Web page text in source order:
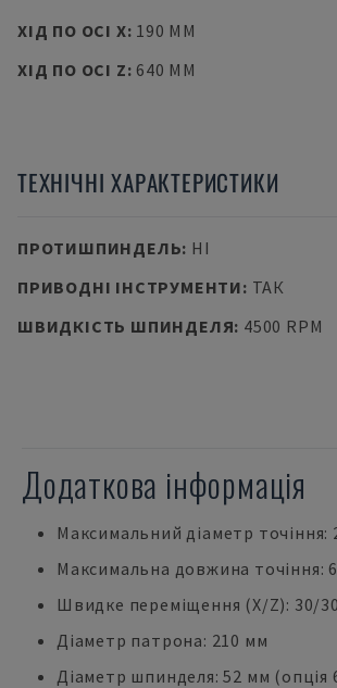
ХІД ПО ОСІ X: 190 MM
ХІД ПО ОСІ Z: 640 MM
ТЕХНІЧНІ ХАРАКТЕРИСТИКИ
ПРОТИШПИНДЕЛЬ: НІ
ПРИВОДНІ ІНСТРУМЕНТИ: ТАК
ШВИДКІСТЬ ШПИНДЕЛЯ: 4500 RPM
Додаткова інформація
Максимальний діаметр точіння:
Максимальна довжина точіння:
Швидке переміщення (X/Z): 30/
Діаметр патрона: 210 мм
Діаметр шпинделя: 52 мм (опція